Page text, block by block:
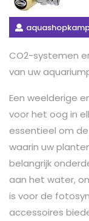
CO2-systemen
van uw
Een weelderige
voor het oog in
essentieel om
waarin uw
belangrijk
aan het water,
is voor de
accessoires